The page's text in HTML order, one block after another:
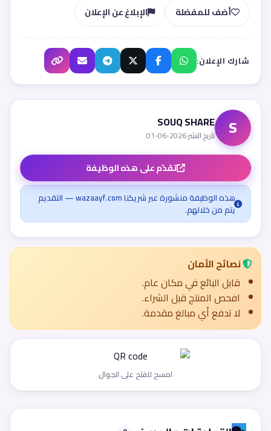
أضف للمفضلة الإبلاغ عن الإعلان
شارك الإعلان:
S
SOUQ SHARE
تاريخ النشر 2026-06-01
تقدّم على هذه الوظيفة
هذه الوظيفة منشورة عبر شريكنا wazaayf.com — التقديم
يتم من خلالهم.
نصائح الأمان
قابل البائع في مكان عام.
افحص المنتج قبل الشراء.
لا تدفع أي مبالغ مقدمة.
امسح للفتح على الجوال